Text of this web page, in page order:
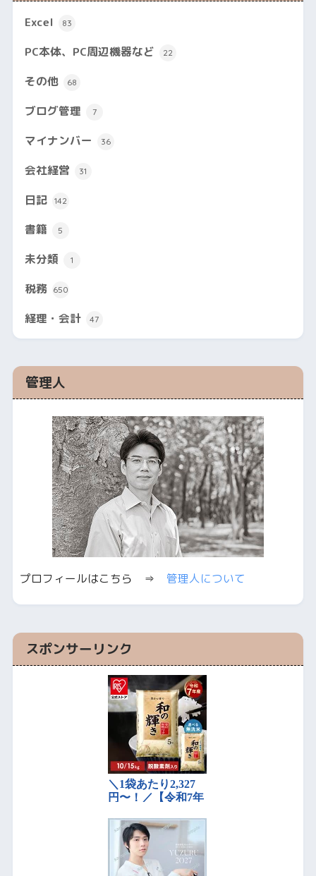
Excel 83
PC本体、PC周辺機器など 22
その他 68
ブログ管理 7
マイナンバー 36
会社経営 31
日記 142
書籍 5
未分類 1
税務 650
経理・会計 47
管理人
プロフィールはこちら ⇒ 管理人について
スポンサーリンク